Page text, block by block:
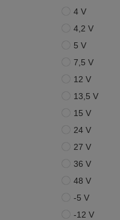
4 V
4,2 V
5 V
7,5 V
12 V
13,5 V
15 V
24 V
27 V
36 V
48 V
-5 V
-12 V